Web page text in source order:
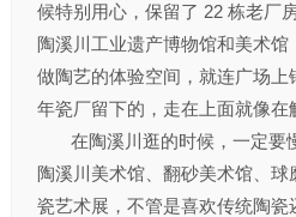
候特别用心，保留了 22 栋老厂
陶溪川工业遗产博物馆和美术
做陶艺的体验空间，就连广场上
年瓷厂留下的，走在上面就像在
在陶溪川逛的时候，一定要
陶溪川美术馆、翻砂美术馆、
瓷艺术展，不管是喜欢传统陶瓷